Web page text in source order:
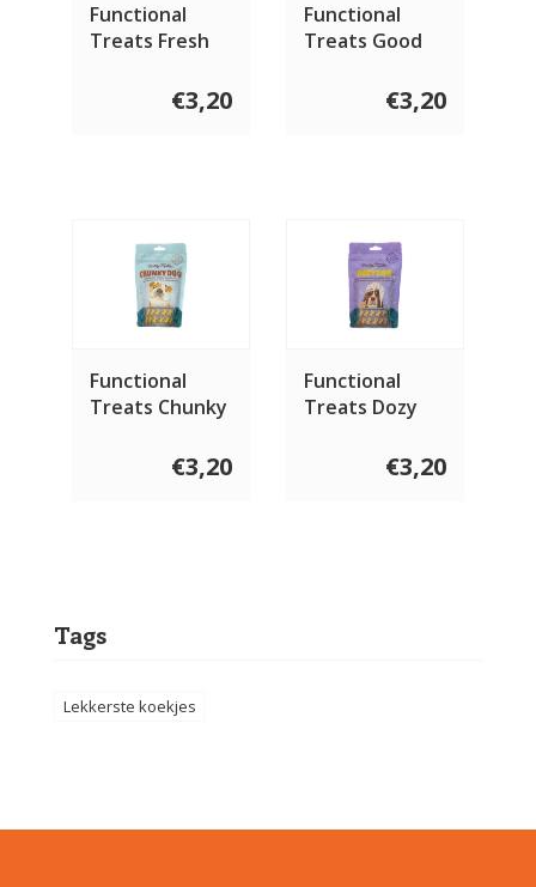
Functional
Treats Fresh
€3,20
Functional
Treats Good
€3,20
Functional
Treats Chunky
€3,20
Functional
Treats Dozy
€3,20
Tags
Lekkerste koekjes